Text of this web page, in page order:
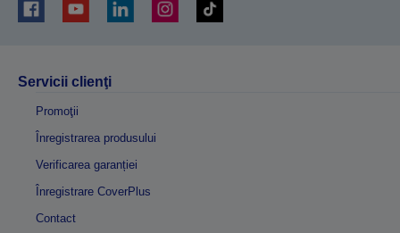
Servicii clienţi
Promoţii
Înregistrarea produsului
Verificarea garanției
Înregistrare CoverPlus
Contact